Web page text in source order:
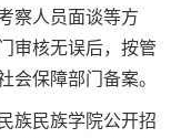
察人员面谈等方
审核无误后，按管
会保障部门备案。
族民族学院公开招